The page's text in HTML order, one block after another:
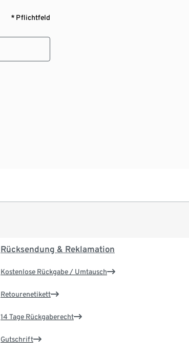
* Pflichtfeld
Rücksendung & Reklamation
Kostenlose Rückgabe / Umtausch
Retourenetikett
14 Tage Rückgaberecht
Gutschrift